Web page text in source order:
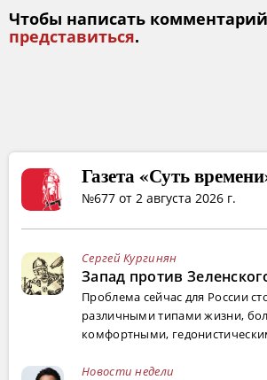
Чтобы написать
представиться.
Газета «Суть
№677 от 2 августа 2026 г.
Сергей Кургинян
Запад против
Проблема сейчас для России
различными типами жизни,
комфортными,
Новости недели